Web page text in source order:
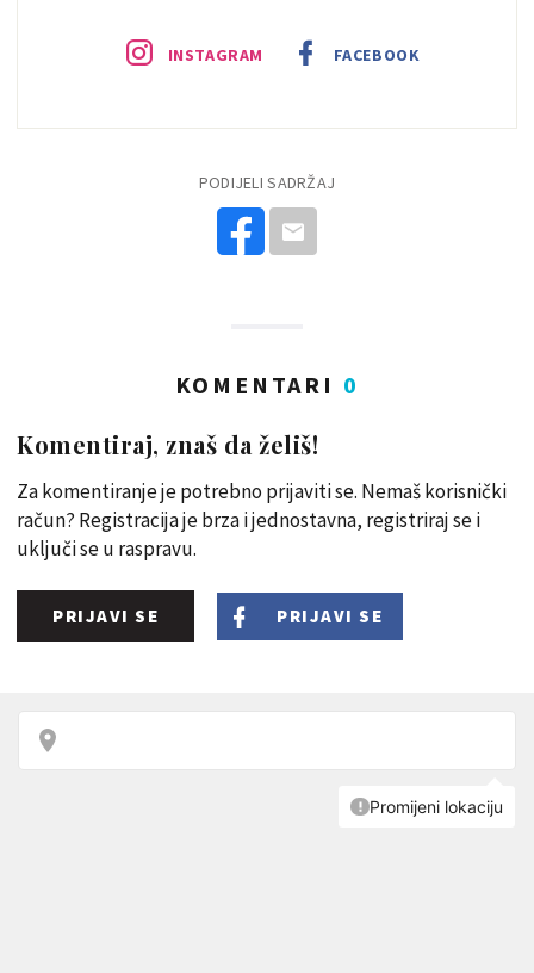
INSTAGRAM FACEBOOK
PODIJELI SADRŽAJ
KOMENTARI 0
Komentiraj, znaš da želiš!
Za komentiranje je potrebno prijaviti se. Nemaš korisnički
račun? Registracija je brza i jednostavna, registriraj se i
uključi se u raspravu.
PRIJAVI SE PRIJAVI SE